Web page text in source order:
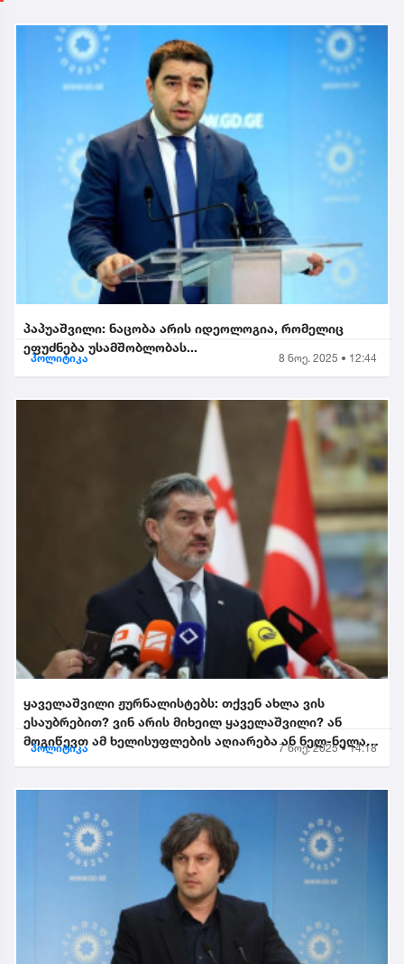
პაპუაშვილი: ნაცობა არის იდეოლოგია, რომელიც
ეფუძნება უსამშობლობას...
პოლიტიკა 8 ნოე. 2025 • 12:44
ყაველაშვილი ჟურნალისტებს: თქვენ ახლა ვის
ესაუბრებით? ვინ არის მიხეილ ყაველაშვილი? ან
მოგიწევთ ამ ხელისუფლების აღიარება ან ნელ-ნელა
პოლიტიკა 7 ნოე. 2025 • 14:18